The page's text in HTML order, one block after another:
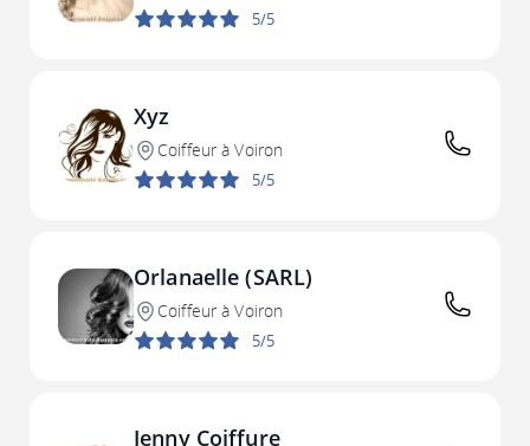
5/5
Xyz
Coiffeur à Voiron
5/5
Orlanaelle (SARL)
Coiffeur à Voiron
5/5
Jenny Coiffure